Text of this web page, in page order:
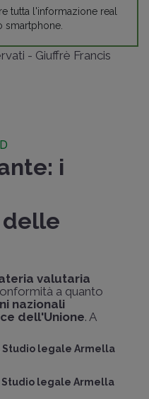
tutta l'informazione real
smartphone.
- Giuffrè Francis
i
delle
valutaria
a quanto
nazionali
dell'Unione. A
Studio legale Armella
Studio legale Armella